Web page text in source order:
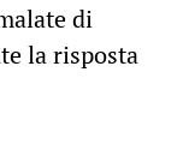
di
la risposta